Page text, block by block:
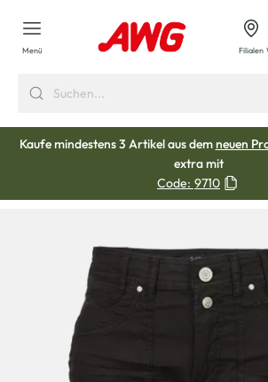
springen
Menü Filialen
Kaufe mindestens 3 Artikel aus demneuen
extra mit
Code: 9710